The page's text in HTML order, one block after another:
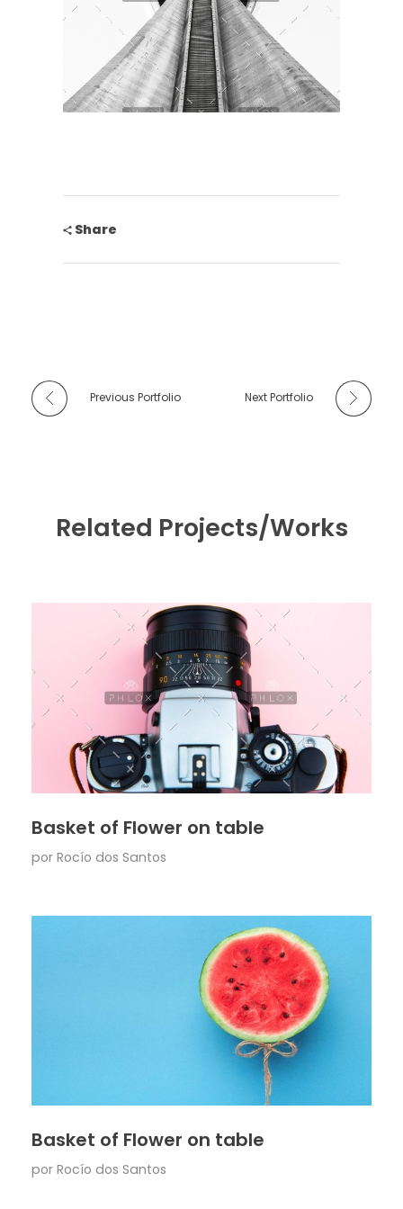
Share
Previous Portfolio Next Portfolio
Related Projects/Works
Basket of Flower on table
por Rocío dos Santos
Basket of Flower on table
por Rocío dos Santos